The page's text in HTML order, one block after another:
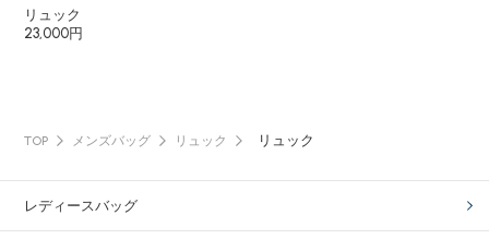
リュック
23,000円
TOP メンズバッグ リュック リュック
レディースバッグ